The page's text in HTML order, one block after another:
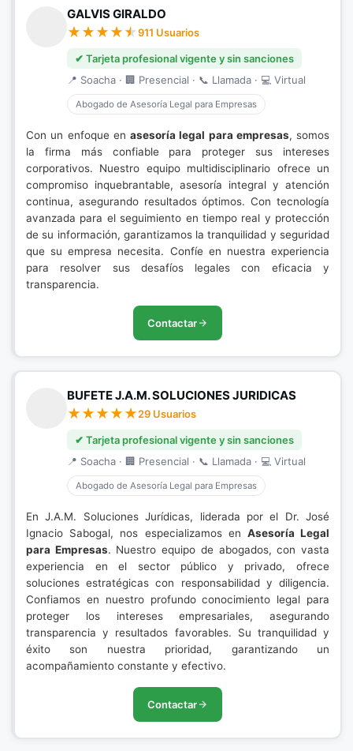
GALVIS GIRALDO
911 Usuarios
✔ Tarjeta profesional vigente y sin sanciones
📍 Soacha · 🏢 Presencial · 📞 Llamada · 💻 Virtual
Abogado de Asesoría Legal para Empresas
Con un enfoque en asesoría legal para empresas, somos
la firma más confiable para proteger sus intereses
corporativos. Nuestro equipo multidisciplinario ofrece un
compromiso inquebrantable, asesoría integral y atención
continua, asegurando resultados óptimos. Con tecnología
avanzada para el seguimiento en tiempo real y protección
de su información, garantizamos la tranquilidad y seguridad
que su empresa necesita. Confíe en nuestra experiencia
para resolver sus desafíos legales con eficacia y
transparencia.
Contactar
BUFETE J.A.M. SOLUCIONES JURIDICAS
29 Usuarios
✔ Tarjeta profesional vigente y sin sanciones
📍 Soacha · 🏢 Presencial · 📞 Llamada · 💻 Virtual
Abogado de Asesoría Legal para Empresas
En J.A.M. Soluciones Jurídicas, liderada por el Dr. José
Ignacio Sabogal, nos especializamos en Asesoría Legal
para Empresas. Nuestro equipo de abogados, con vasta
experiencia en el sector público y privado, ofrece
soluciones estratégicas con responsabilidad y diligencia.
Confiamos en nuestro profundo conocimiento legal para
proteger los intereses empresariales, asegurando
transparencia y resultados favorables. Su tranquilidad y
éxito son nuestra prioridad, garantizando un
acompañamiento constante y efectivo.
Contactar